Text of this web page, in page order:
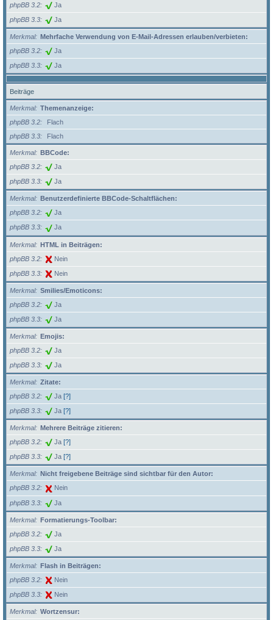
phpBB 3.2
Ja
phpBB 3.3 Ja
Merkmal
Mehrfache Verwendung von E-Mail-Adressen erlauben/verbieten:
phpBB 3.2
Ja
phpBB 3.3 Ja
Beiträge
Merkmal
Themenanzeige:
phpBB 3.2
Flach
phpBB 3.3
Flach
Merkmal
BBCode:
phpBB 3.2
Ja
phpBB 3.3 Ja
Merkmal
Benutzerdefinierte BBCode-Schaltflächen:
phpBB 3.2
Ja
phpBB 3.3 Ja
Merkmal
HTML in Beiträgen:
phpBB 3.2
Nein
phpBB 3.3 Nein
Merkmal
Smilies/Emoticons:
phpBB 3.2
Ja
phpBB 3.3 Ja
Merkmal
Emojis:
phpBB 3.2
Ja
phpBB 3.3 Ja
Merkmal
Zitate:
phpBB 3.2
Ja [?]
phpBB 3.3 Ja [?]
Merkmal
Mehrere Beiträge zitieren:
phpBB 3.2
Ja [?]
phpBB 3.3 Ja [?]
Merkmal
Nicht freigebene Beiträge sind sichtbar für den Autor:
phpBB 3.2
Nein
phpBB 3.3 Ja
Merkmal
Formatierungs-Toolbar:
phpBB 3.2
Ja
phpBB 3.3 Ja
Merkmal
Flash in Beiträgen:
phpBB 3.2
Nein
phpBB 3.3 Nein
Merkmal
Wortzensur: